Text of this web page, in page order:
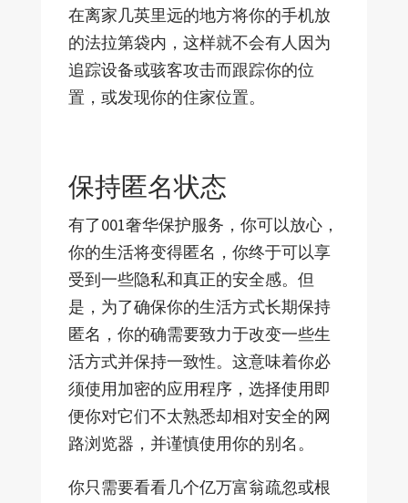
在离家几英里远的地方将你的手机放
的法拉第袋内，这样就不会有人因为
追踪设备或骇客攻击而跟踪你的位
置，或发现你的住家位置。
保持匿名状态
有了001奢华保护服务，你可以放心，
你的生活将变得匿名，你终于可以享
受到一些隐私和真正的安全感。但
是，为了确保你的生活方式长期保持
匿名，你的确需要致力于改变一些生
活方式并保持一致性。这意味着你必
须使用加密的应用程序，选择使用即
便你对它们不太熟悉却相对安全的网
路浏览器，并谨慎使用你的别名。
你只需要看看几个亿万富翁疏忽或根